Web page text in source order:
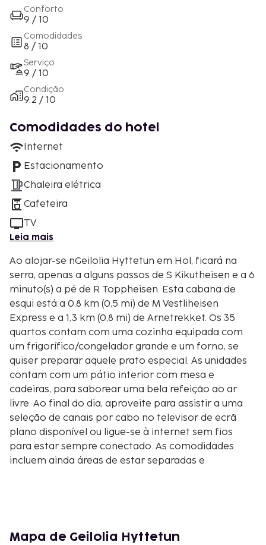
Conforto
9 / 10
Comodidades
8 / 10
Serviço
9 / 10
Condição
9.2 / 10
Comodidades do hotel
Internet
Estacionamento
Chaleira elétrica
Cafeteira
TV
Leia mais
Ao alojar-se nGeilolia Hyttetun em Hol, ficará na
serra, apenas a alguns passos de S Kikutheisen e a 6
minuto(s) a pé de R Toppheisen. Esta cabana de
esqui está a 0,8 km (0,5 mi) de M Vestliheisen
Express e a 1,3 km (0,8 mi) de Arnetrekket. Os 35
quartos contam com uma cozinha equipada com
um frigorífico/congelador grande e um forno, se
quiser preparar aquele prato especial. As unidades
contam com um pátio interior com mesa e
cadeiras, para saborear uma bela refeição ao ar
livre. Ao final do dia, aproveite para assistir a uma
seleção de canais por cabo no televisor de ecrã
plano disponível ou ligue-se à internet sem fios
para estar sempre conectado. As comodidades
incluem ainda áreas de estar separadas e
R Toppheisen - 0,5 km/0,3 mi
Mapa de Geilolia Hyttetun